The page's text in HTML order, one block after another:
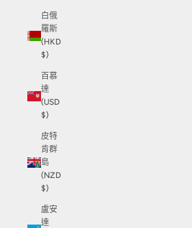
白俄
羅斯
(HKD
$)
百慕
達
(USD
$)
皮特
肯群
島
(NZD
$)
盧安
達